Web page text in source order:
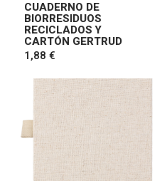
CUADERNO DE
BIORRESIDUOS
RECICLADOS Y
CARTÓN GERTRUD
1,88 €